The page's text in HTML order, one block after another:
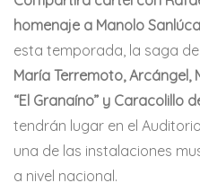
homenaje a Manolo
esta temporada, la saga de
María Terremoto, Arcángel,
“El Granaíno” y Caracolillo
tendrán lugar en el
una de las instalaciones
a nivel nacional.